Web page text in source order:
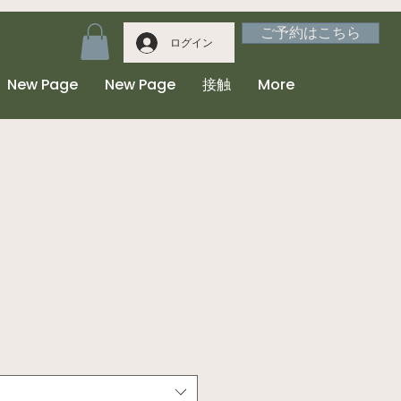
ログイン ご予約はこちら
New Page New Page 接触 More